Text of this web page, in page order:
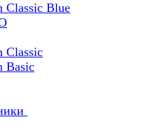
Classic Blue
Classic
Basic